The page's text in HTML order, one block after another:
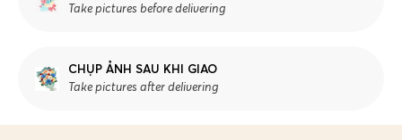
Take pictures before delivering
CHỤP ẢNH SAU KHI GIAO
Take pictures after delivering